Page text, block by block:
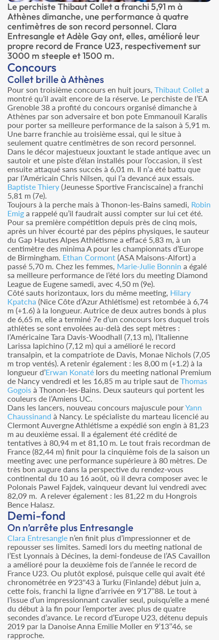
Le perchiste Thibaut Collet a franchi 5,91 m à
Athènes dimanche, une performance à quatre
centimètres de son record personnel. Clara
Entresangle et Adèle Gay ont, elles, amélioré leur
propre record de France U23, respectivement sur
3000 m steeple et 1500 m.
Concours
Collet brille à Athènes
Pour son troisième concours en huit jours, Thibaut Collet a
montré qu’il avait encore de la réserve. Le perchiste de l’EA
Grenoble 38 a profité du concours organisé dimanche à
Athènes par son adversaire et bon pote Emmanouil Karalis
pour porter sa meilleure performance de la saison à 5,91 m.
Une barre franchie au troisième essai, qui le situe à
seulement quatre centimètres de son record personnel.
Dans le décor majestueux jouxtant le stade antique avec un
sautoir et une piste d’élan installés pour l’occasion, il s’est
ensuite attaqué sans succès à 6,01 m. Il n’a été battu que
par l’Américain Chris Nilsen, qui l’a devancé aux essais.
Baptiste Thiery (Jeunesse Sportive Franciscaine) a franchi
5,81 m (7e).
Toujours à la perche mais à Thonon-les-Bains samedi, Robin
Emig a rappelé qu’il faudrait aussi compter sur lui cet été.
Pour sa première compétition depuis près de cinq mois,
après un hiver écourté par des pépins physiques, le sauteur
du Gap Hautes Alpes Athlétisme a effacé 5,83 m, à un
centimètre des minima A pour les championnats d’Europe
de Birmingham. Ethan Cormont (ASA Maisons-Alfort) a
passé 5,70 m. Chez les femmes, Marie-Julie Bonnin a égalé
sa meilleure performance de l’été lors du meeting Diamond
League de Eugene samedi, avec 4,50 m (9e).
Côté sauts horizontaux, lors du même meeting, Hilary
Kpatcha (Nice Côte d’Azur Athlétisme) est retombée à 6,74
m (+1.6) à la longueur. Autrice de deux autres bonds à plus
de 6,65 m, elle a terminé 7e d’un concours lors duquel trois
athlètes se sont envolées au-delà des sept mètres :
l’Américaine Tara Davis-Woodhall (7,13 m), l’Italienne
Larissa Iapichino (7,12 m) qui a amélioré le record
transalpin, et la compatriote de Davis, Monae Nichols (7,05
m trop ventés). A retenir également : les 8,00 m (+1.2) à la
longueur d’Erwan Konaté lors du meeting national Premium
de Nancy vendredi et les 16,85 m au triple saut de Thomas
Gogois à Thonon-les-Bains. Deux sauteurs qui portent les
couleurs de l’Amiens UC.
Dans les lancers, nouveau concours majuscule pourYann
Chaussinand à Nancy. Le spécialiste du marteau licencié au
Clermont Auvergne Athlétisme a expédié son engin à 81,23
m au deuxième essai. Il a également été crédité de
tentatives à 80,94 m et 81,10 m. Le tout frais recordman de
France (82,44 m) finit pour la cinquième fois de la saison un
meeting avec une performance supérieure à 80 mètres. De
très bon augure dans la perspective du rendez-vous
continental du 10 au 16 août, où il devra composer avec le
Polonais Pawel Fajdek, vainqueur devant lui vendredi avec
82,09 m. A relever également : les 81,22 m du Hongrois
Bence Halasz.
Demi-fond
On n’arrête plus Entresangle
Clara Entresangle n’en finit plus d’impressionner et de
repousser ses limites. Samedi lors du meeting national de
l’Est Lyonnais à Décines, la demi-fondeuse de l’AS Cavaillon
a amélioré pour la deuxième fois de l’année le record de
France U23. Ou plutôt explosé, puisque celle qui avait été
chronométrée en 9'23''43 à Turku (Finlande) début juin a,
cette fois, franchi la ligne d’arrivée en 9’17’’88. Le tout à
l’issue d’un impressionnant cavalier seul, puisqu’elle a mené
du début à la fin pour l’emporter avec plus de quatre
secondes d’avance. Le record d’Europe U23, détenu depuis
2019 par la Danoise Anna Emilie Moller en 9’13’’46, se
rapproche.